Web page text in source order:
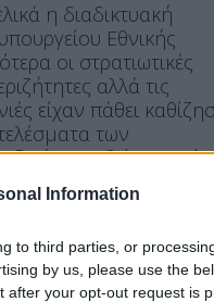
Information
to third parties, or
by us, please use the
after your opt-out request is
η διαδικτυακή
Εθνικής
οι στρατιωτικές
αλλά τις
είχαν πάθει
των
δείχνουν
Υπουργείου Εθνικής
ενίσχυση της
την εργασιακή
παρατηρείται σε